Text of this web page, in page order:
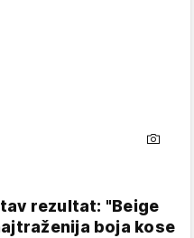
rezultat: "Beige
boja kose